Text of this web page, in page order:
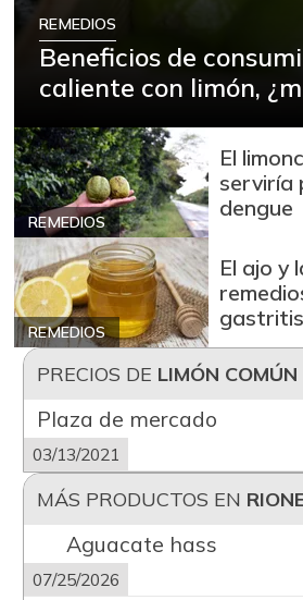
REMEDIOS
Beneficios de
caliente con limón,
REMEDIOS
El
serviría
dengue
REMEDIOS
El ajo y
gastritis
PRECIOS DE LIMÓN COMÚN
Plaza de mercado
03/13/2021
MÁS PRODUCTOS EN
Aguacate hass
07/25/2026